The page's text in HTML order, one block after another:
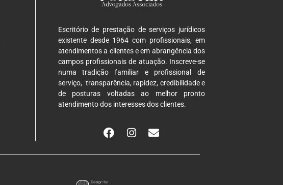
Escritório de prestação de serviços jurídicos
existente desde 1964 com profissionais, em
atendimentos a clientes e em abrangência dos
campos profissionais de atuação. Inscreve-se
numa tradição familiar e profissional de
serviço, transparência, rapidez, credibilidade e
de posturas voltadas ao melhor pronto
atendimento dos interesses dos clientes.